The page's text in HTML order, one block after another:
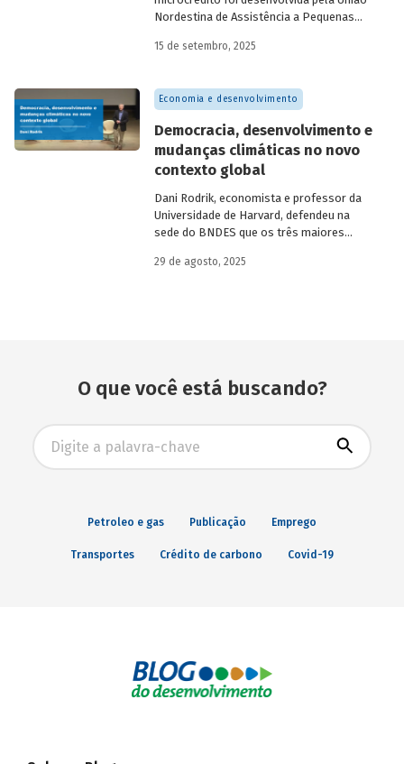
Nordestina de Assistência a Pequenas
e Salvador (BA). Conhecida como
Na década de 1980, surgiram as primeiras
unidades da Rede Ceape e do Banco da
microempreendedores. Essas instituições
eram afiliadas a redes internacionais, tais
como: Acción Internacional, Banco
(BID), Inter-American Foundation e
Women’s World Banking.
15 de setembro, 2025
Economia e desenvolvimento
Democracia, desenvolvimento e
mudanças climáticas no novo
contexto global
Dani Rodrik, economista e professor da
Universidade de Harvard, defendeu na
sede do BNDES que os três maiores
restauração da classe média e redução da
29 de agosto, 2025
O que você está buscando?
Busca avançada
Petroleo e gas Publicação Emprego
Transportes Crédito de carbono Covid-19